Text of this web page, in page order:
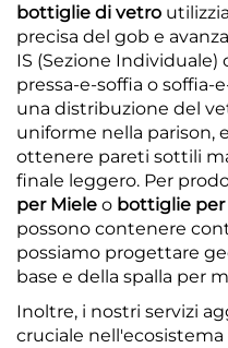
bottiglie di vetro
precisa del gob e
IS (Sezione
pressa-e-soffia o soffia-
una distribuzione del
uniforme nella parison,
ottenere pareti sottili
finale leggero. Per
per Miele o bottiglie per
possono contenere
possiamo progettare
base e della spalla per
Inoltre, i nostri servizi
cruciale